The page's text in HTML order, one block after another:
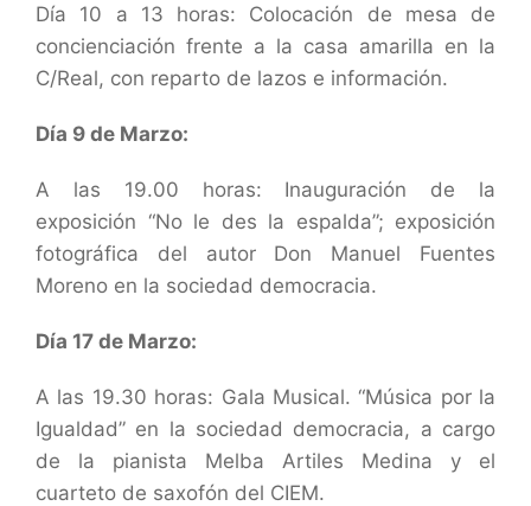
Día 10 a 13 horas: Colocación de mesa de
concienciación frente a la casa amarilla en la
C/Real, con reparto de lazos e información.
Día 9 de Marzo:
A las 19.00 horas: Inauguración de la
exposición “No le des la espalda”; exposición
fotográfica del autor Don Manuel Fuentes
Moreno en la sociedad democracia.
Día 17 de Marzo:
A las 19.30 horas: Gala Musical. “Música por la
Igualdad” en la sociedad democracia, a cargo
de la pianista Melba Artiles Medina y el
cuarteto de saxofón del CIEM.